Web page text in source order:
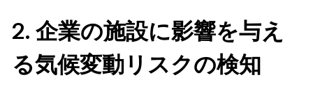
2. 企業の施設に影響を与え
る気候変動リスクの検知